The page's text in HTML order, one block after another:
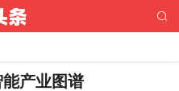
产业图谱